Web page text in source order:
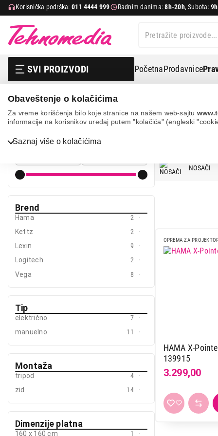
Obaveštenje o kolačićima
Za vreme korišćenja bilo koje stranice na našem web-sajtu
informacije na korisnikov uređaj putem "kolačića" (engleski
Saznaj više o kolačićima
Korisnička podrška: 011 4444 999 Radnim danima:8h-20h, Subota:
SVI PROIZVODI PočetnaProdavnice
TV, audio, video i foto
Mobilni telefoni i tableti
Mali kućni aparati
Mali kuhinjski aparati
Nega tela, lepota i zdravlje
Sve za kuću i baštu
Vesa
Tv, audio, video i foto Oprema za projektore
Cena od Cena do
Brend
Hama
2
Kettz
2
Lexin
9
Logitech
2
Vega
8
Tip
električno
7
manuelno
11
Montaža
tripod
4
zid
14
Dimenzije platna
160 x 160 cm
1
OPREMA
NOSAČI
OPREMA ZA
HAMA X-
139915
3.299,00